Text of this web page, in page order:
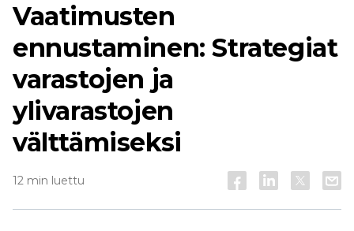
Vaatimusten
ennustaminen: Strategiat
varastojen ja
ylivarastojen
välttämiseksi
12 min luettu